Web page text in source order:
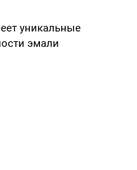
уникальные
эмали